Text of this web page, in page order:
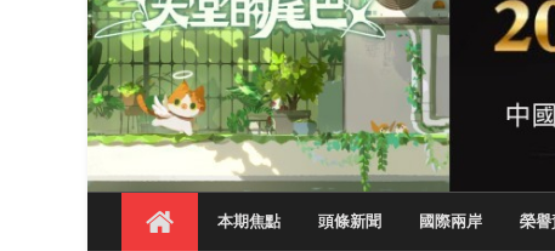
數據後的溫度：財金系傑出校友共議「人文
森城建設股份有限公司捐贈 嘉惠行管系莘莘學
產學合作新里程！財金系師生參訪中租控股
英文公園 315期
【 第404期 】影視系榮獲59屆美國休士頓國
【 第404期 】你抓得到我嗎？數媒系VR新創
本期焦點 頭條新聞 國際兩岸 榮譽